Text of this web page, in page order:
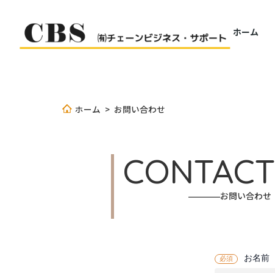
ホーム
ホーム > お問い合わせ
CONTACT
お問い合わせ
必須 お名前